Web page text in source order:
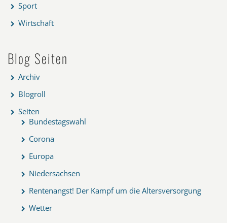
Sport
Wirtschaft
Blog Seiten
Archiv
Blogroll
Seiten
Bundestagswahl
Corona
Europa
Niedersachsen
Rentenangst! Der Kampf um die Altersversorgung
Wetter